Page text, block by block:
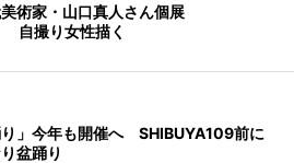
術家・山口真人さん個展
自撮り女性描く
り」今年も開催へ SHIBUYA109前に
盆踊り